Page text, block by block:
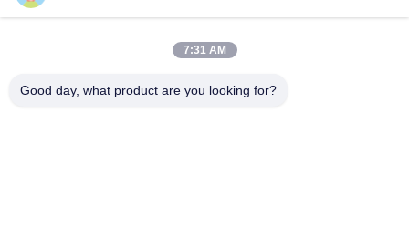
Para-choque marinho
pneumático de
yokohama
Para-choques de
7:31 AM
Good day, what product are you looking for?